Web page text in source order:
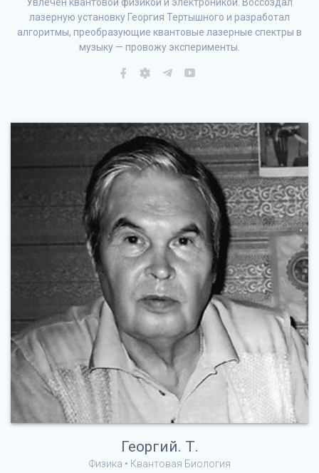
лазерную установку Георгия Тертышного и разработал
алгоритмы, преобразующие квантовые лазерные спектры в
музыку — провожу эксперименты.
Георгий. Т.
Физика • Квантовая Биология